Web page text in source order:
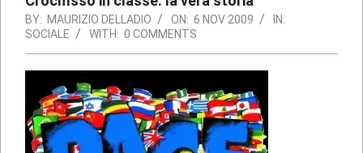
BY: MAURIZIO DELLADIO ON: 6 NOV 2009
IN:
SOCIALE
WITH: 0 COMMENTS